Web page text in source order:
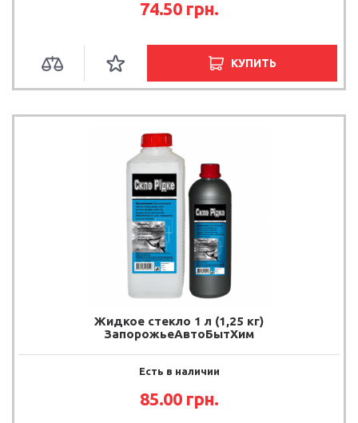
74.50 грн.
КУПИТЬ
Жидкое стекло 1 л (1,25 кг)
ЗапорожьеАвтоБытХим
Есть в наличии
85.00 грн.